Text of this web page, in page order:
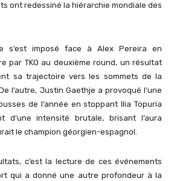
ont redessiné la hiérarchie mondiale des
s’est imposé face à Alex Pereira en
par TKO au deuxième round, un résultat
sa trajectoire vers les sommets de la
l’autre, Justin Gaethje a provoqué l’une
de l’année en stoppant Ilia Topuria
d’une intensité brutale, brisant l’aura
le champion géorgien-espagnol.
c’est la lecture de ces événements
qui a donné une autre profondeur à la